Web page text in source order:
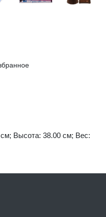
Высота: 38.00 см; Вес: